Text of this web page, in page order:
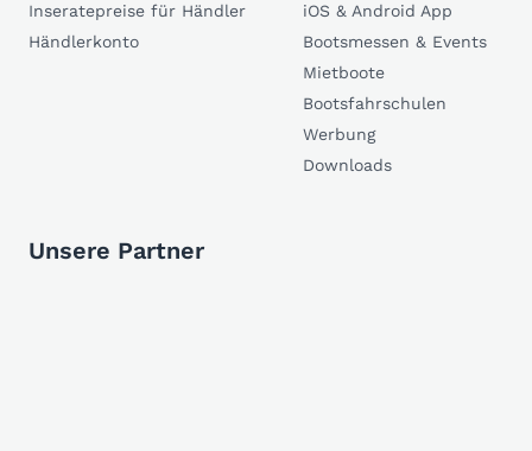
Inseratepreise für Händler
Händlerkonto
iOS & Android App
Bootsmessen & Events
Mietboote
Bootsfahrschulen
Werbung
Downloads
Unsere Partner